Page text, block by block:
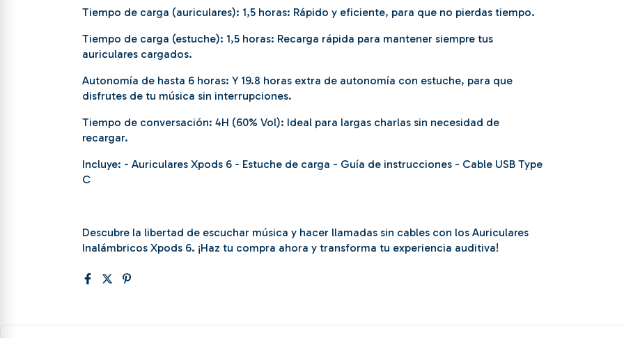
Tiempo de carga (auriculares): 1,5 horas: Rápido y eficiente, para que no pierdas tiempo.
Tiempo de carga (estuche): 1,5 horas: Recarga rápida para mantener siempre tus
auriculares cargados.
Autonomía de hasta 6 horas: Y 19.8 horas extra de autonomía con estuche, para que
disfrutes de tu música sin interrupciones.
Tiempo de conversación: 4H (60% Vol): Ideal para largas charlas sin necesidad de
recargar.
Incluye: - Auriculares Xpods 6 - Estuche de carga - Guía de instrucciones - Cable USB Type
C
Descubre la libertad de escuchar música y hacer llamadas sin cables con los Auriculares
Inalámbricos Xpods 6. ¡Haz tu compra ahora y transforma tu experiencia auditiva!